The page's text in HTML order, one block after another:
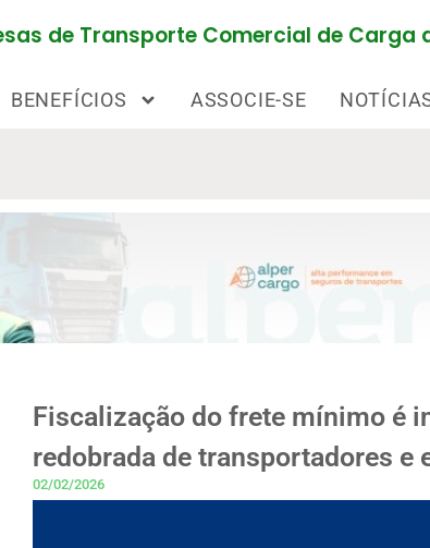
de Transporte Comercial de Carga
BENEFÍCIOS ASSOCIE-SE
Fiscalização do frete mínimo é
redobrada de transportadores e
02/02/2026